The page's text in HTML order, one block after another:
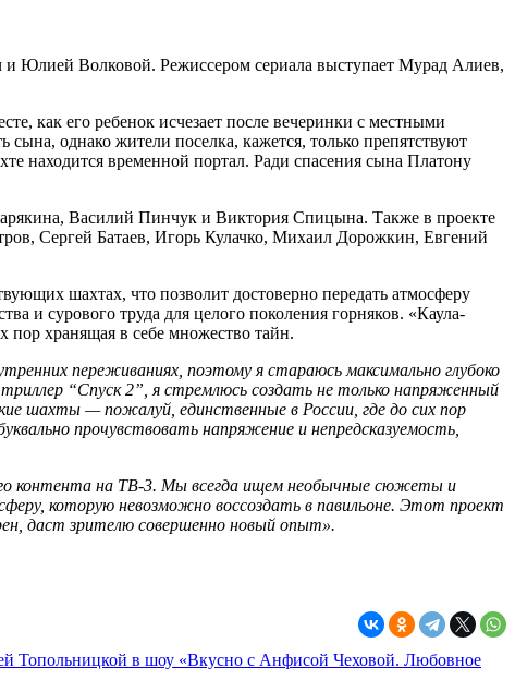
Юлией Волковой. Режиссером сериала выступает Мурад Алиев,
как его ребенок исчезает после вечеринки с местными
однако жители поселка, кажется, только препятствуют
находится временной портал. Ради спасения сына Платону
Василий Пинчук и Виктория Спицына. Также в проекте
Сергей Батаев, Игорь Кулачко, Михаил Дорожкин, Евгений
шахтах, что позволит достоверно передать атмосферу
и сурового труда для целого поколения горняков. «Каула-
пор хранящая в себе множество тайн.
переживаниях, поэтому я стараюсь максимально глубоко
“Спуск 2”, я стремлюсь создать не только напряженный
шахты — пожалуй, единственные в России, где до сих пор
прочувствовать напряжение и непредсказуемость,
контента на ТВ-3. Мы всегда ищем необычные сюжеты и
которую невозможно воссоздать в павильоне. Этот проект
даст зрителю совершенно новый опыт».
Топольницкой в шоу «Вкусно с Анфисой Чеховой. Любовное